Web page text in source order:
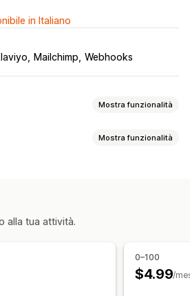
in Italiano
Mailchimp Webhooks
Mostra funzionalità
di acquisizione via email
Mostra funzionalità
Sconti di upselling
alla tua attività.
0–100
$4.99/